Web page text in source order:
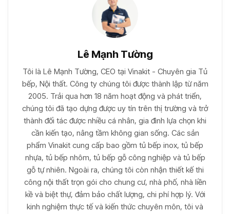
Lê Mạnh Tường
Tôi là Lê Mạnh Tường, CEO tại Vinakit - Chuyên gia Tủ
bếp, Nội thất. Công ty chúng tôi được thành lập từ năm
2005. Trải qua hơn 18 năm hoạt động và phát triển,
chúng tôi đã tạo dựng được uy tín trên thị trường và trở
thành đối tác được nhiều cá nhân, gia đình lựa chọn khi
cần kiến tạo, nâng tầm không gian sống. Các sản
phẩm Vinakit cung cấp bao gồm tủ bếp inox, tủ bếp
nhựa, tủ bếp nhôm, tủ bếp gỗ công nghiệp và tủ bếp
gỗ tự nhiên. Ngoài ra, chúng tôi còn nhận thiết kế thi
công nội thất trọn gói cho chung cư, nhà phố, nhà liền
kề và biệt thự, đảm bảo chất lượng, chi phí hợp lý. Với
kinh nghiệm thực tế và kiến thức chuyên môn, tôi và